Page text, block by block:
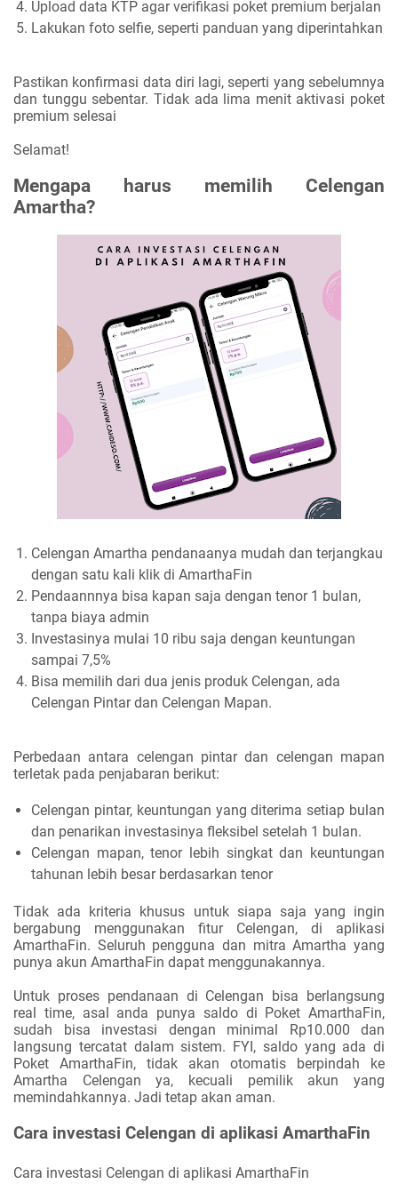
Upload data KTP agar verifikasi poket premium berjalan
Lakukan foto selfie, seperti panduan yang diperintahkan
Pastikan konfirmasi data diri lagi, seperti yang sebelumnya
dan tunggu sebentar. Tidak ada lima menit aktivasi poket
premium selesai
Selamat!
Mengapa harus memilih Celengan
Amartha?
Celengan Amartha pendanaanya mudah dan terjangkau
dengan satu kali klik di AmarthaFin
Pendaannnya bisa kapan saja dengan tenor 1 bulan,
tanpa biaya admin
Investasinya mulai 10 ribu saja dengan keuntungan
sampai 7,5%
Bisa memilih dari dua jenis produk Celengan, ada
Celengan Pintar dan Celengan Mapan.
Perbedaan antara celengan pintar dan celengan mapan
terletak pada penjabaran berikut:
Celengan pintar, keuntungan yang diterima setiap bulan
dan penarikan investasinya fleksibel setelah 1 bulan.
Celengan mapan, tenor lebih singkat dan keuntungan
tahunan lebih besar berdasarkan tenor
Tidak ada kriteria khusus untuk siapa saja yang ingin
bergabung menggunakan fitur Celengan, di aplikasi
AmarthaFin. Seluruh pengguna dan mitra Amartha yang
punya akun AmarthaFin dapat menggunakannya.
Untuk proses pendanaan di Celengan bisa berlangsung
real time, asal anda punya saldo di Poket AmarthaFin,
sudah bisa investasi dengan minimal Rp10.000 dan
langsung tercatat dalam sistem. FYI, saldo yang ada di
Poket AmarthaFin, tidak akan otomatis berpindah ke
Amartha Celengan ya, kecuali pemilik akun yang
memindahkannya. Jadi tetap akan aman.
Cara investasi Celengan di aplikasi AmarthaFin
Cara investasi Celengan di aplikasi AmarthaFin